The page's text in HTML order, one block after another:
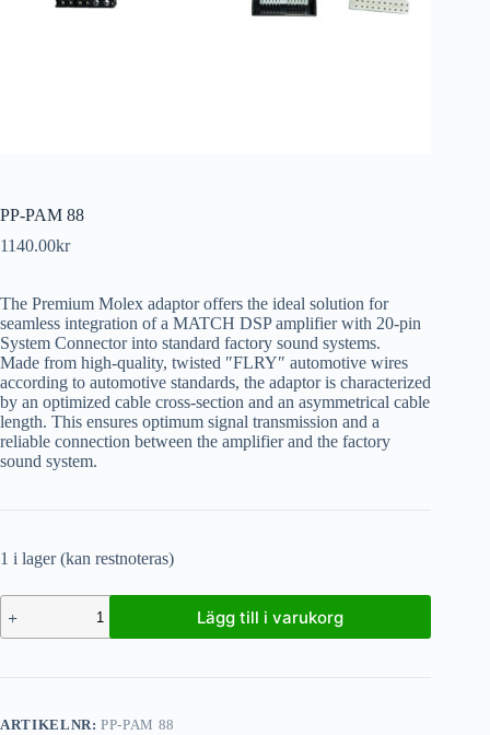
PP-PAM 88
1140.00kr
The Premium Molex adaptor offers the ideal solution for
seamless integration of a MATCH DSP amplifier with 20-pin
System Connector into standard factory sound systems.
Made from high-quality, twisted ″FLRY″ automotive wires
according to automotive standards, the adaptor is characterized
by an optimized cable cross-section and an asymmetrical cable
length. This ensures optimum signal transmission and a
reliable connection between the amplifier and the factory
sound system.
1 i lager (kan restnoteras)
Lägg till i varukorg
ARTIKELNR:PP-PAM 88